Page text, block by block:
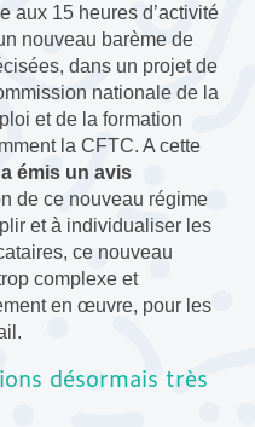
aux 15 heures d’activité
nouveau barème de
dans un projet de
nationale de la
et de la formation
la CFTC. A cette
émis un avis
de ce nouveau régime
et à individualiser les
ce nouveau
complexe et
en œuvre, pour les
désormais très